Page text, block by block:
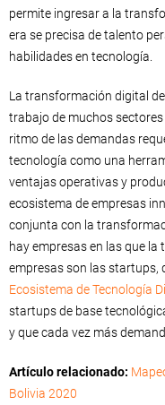
permite ingresar a la
era se precisa de talento
habilidades en tecnología.
La transformación digital
trabajo de muchos sectores
ritmo de las demandas
tecnología como una
ventajas operativas y
ecosistema de empresas
conjunta con la
hay empresas en las que la
empresas son las startups,
Ecosistema de Tecnología
startups de base
y que cada vez más
Artículo relacionado:
Bolivia 2020